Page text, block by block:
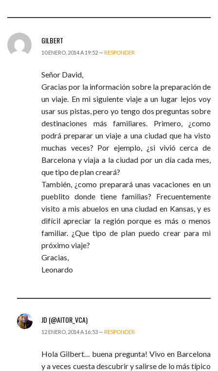
GILBERT
10 ENERO, 2014 A 19:52 — RESPONDER
Señor David,
Gracias por la información sobre la preparación de
un viaje. En mi siguiente viaje a un lugar lejos voy
usar sus pistas, pero yo tengo dos preguntas sobre
destinaciones más familiares. Primero, ¿como
podrá preparar un viaje a una ciudad que ha visto
muchas veces? Por ejemplo, ¿si vivió cerca de
Barcelona y viaja a la ciudad por un día cada mes,
que tipo de plan creará?
También, ¿como preparará unas vacaciones en un
pueblito donde tiene familias? Frecuentemente
visito a mis abuelos en una ciudad en Kansas, y es
difícil apreciar la región porque es más o menos
familiar. ¿Que tipo de plan puedo crear para mi
próximo viaje?
Gracias,
Leonardo
JD (@AITOR_VCA)
12 ENERO, 2014 A 16:53 — RESPONDER
Hola Gilbert… buena pregunta! Vivo en Barcelona
y a veces cuesta descubrir y salirse de lo más típico